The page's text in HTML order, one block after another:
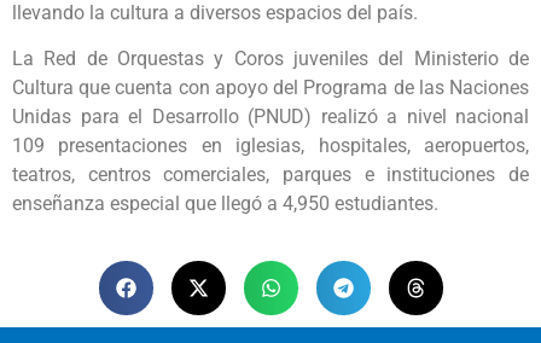
llevando la cultura a diversos espacios del país.
La Red de Orquestas y Coros juveniles del Ministerio de
Cultura que cuenta con apoyo del Programa de las Naciones
Unidas para el Desarrollo (PNUD) realizó a nivel nacional
109 presentaciones en iglesias, hospitales, aeropuertos,
teatros, centros comerciales, parques e instituciones de
enseñanza especial que llegó a 4,950 estudiantes.